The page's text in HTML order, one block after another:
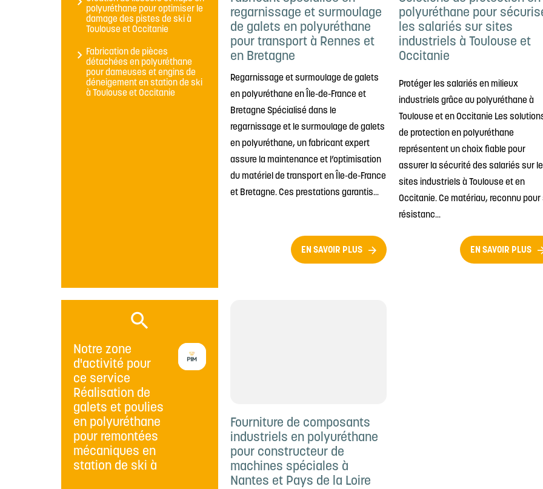
polyuréthane pour optimiser le
damage des pistes de ski à
Toulouse et Occitanie
Fabrication de pièces
détachées en polyuréthane
pour dameuses et engins de
déneigement en station de ski
à Toulouse et Occitanie
regarnissage et surmoulage
de galets en polyuréthane
pour transport à Rennes et
en Bretagne
Regarnissage et surmoulage de galets
en polyuréthane en Île-de-France et
Bretagne Spécialisé dans le
regarnissage et le surmoulage de galets
en polyuréthane, un fabricant expert
assure la maintenance et l’optimisation
du matériel de transport en Île-de-France
et Bretagne. Ces prestations garantis...
EN SAVOIR PLUS
polyuréthane pour
les salariés sur sites
industriels à Toulouse et
Occitanie
Protéger les salariés en milieux
industriels grâce au polyuréthane à
Toulouse et en Occitanie Les
de protection en polyuréthane
représentent un choix fiable pour
assurer la sécurité des salariés sur
sites industriels à Toulouse et en
Occitanie. Ce matériau, reconnu pour
résistanc...
EN SAVOIR PLUS
Notre zone
d'activité pour
ce service
Réalisation de
galets et poulies
en polyuréthane
pour remontées
mécaniques en
station de ski à
Fourniture de composants
industriels en polyuréthane
pour constructeur de
machines spéciales à
Nantes et Pays de la Loire